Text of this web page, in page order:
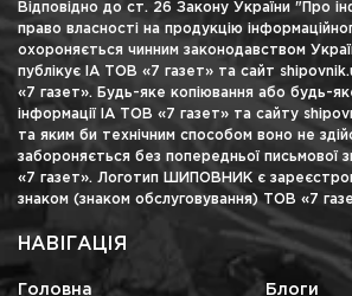
Відповідно до ст. 26 Закону України "Про
право власності на продукцію
охороняється чинним законодавством
публікує ІА ТОВ «7 газет» та сайт
«7 газет». Будь-яке копіювання або будь-
інформації ІА ТОВ «7 газет» та сайту
та яким би технічним способом воно не
забороняється без попередньої письмової
«7 газет». Логотип ШИПОВНИК є
знаком (знаком обслуговування) ТОВ «7
НАВІГАЦІЯ
Головна Блоги